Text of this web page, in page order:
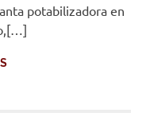
potabilizadora en